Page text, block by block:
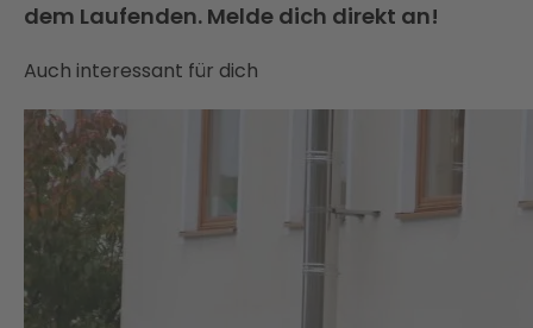
dem Laufenden. Melde dich direkt an!
Auch interessant für dich